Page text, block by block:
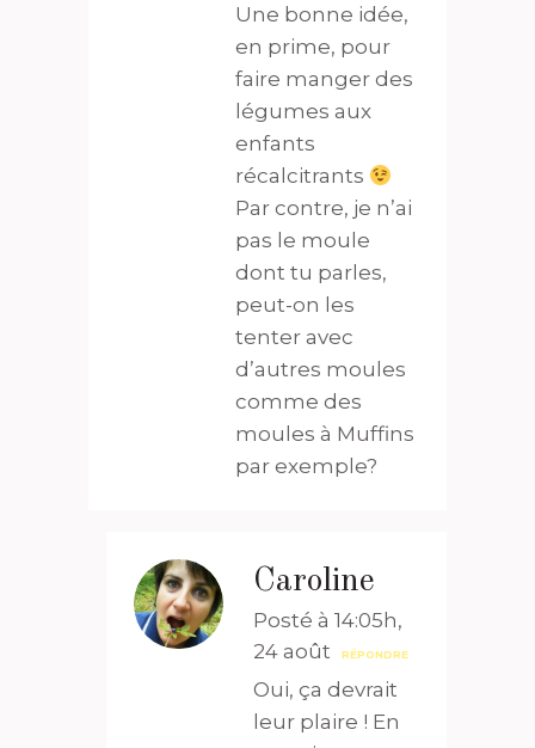
Une bonne idée,
en prime, pour
faire manger des
légumes aux
enfants
récalcitrants
Par contre, je n’ai
pas le moule
dont tu parles,
peut-on les
tenter avec
d’autres moules
comme des
moules à Muffins
par exemple?
Caroline
Posté à 14:05h,
24 août
RÉPONDRE
Oui, ça devrait
leur plaire ! En